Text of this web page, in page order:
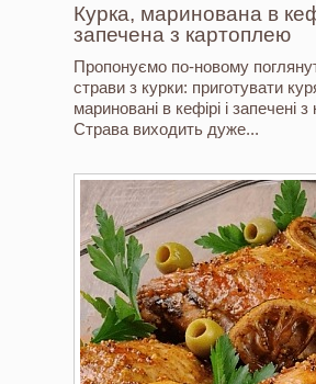
Курка, маринована в
запечена з картоплею
Пропонуємо по-новому
страви з курки: приготувати
мариновані в кефірі і запечені
Страва виходить дуже...